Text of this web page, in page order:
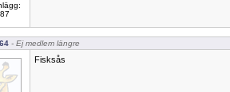
- Ej medlem längre
Fisksås